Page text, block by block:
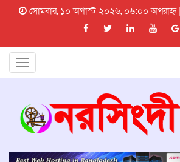
সোমবার, ১০ অগাস্ট ২০২৬, ০৬:০০ অপরাহ্ন |
Toggle